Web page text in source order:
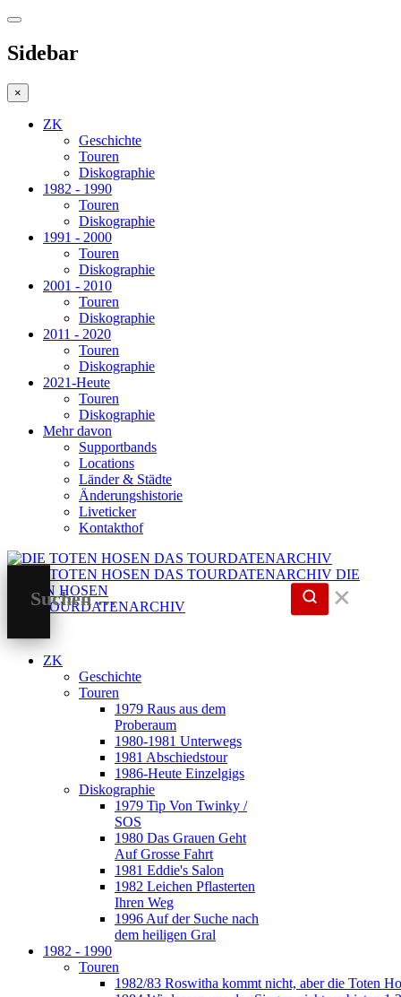
Sidebar
×
ZK
Geschichte
Touren
Diskographie
1982 - 1990
Touren
Diskographie
1991 - 2000
Touren
Diskographie
2001 - 2010
Touren
Diskographie
2011 - 2020
Touren
Diskographie
2021-Heute
Touren
Diskographie
Mehr davon
Supportbands
Locations
Länder & Städte
Änderungshistorie
Liveticker
Kontakthof
DIE
TOTEN HOSEN
DAS TOURDATENARCHIV
✕
ZK
Geschichte
Touren
1979 Raus aus dem
Proberaum
1980-1981 Unterwegs
1981 Abschiedstour
1986-Heute Einzelgigs
Diskographie
1979 Tip Von Twinky /
SOS
1980 Das Grauen Geht
Auf Grosse Fahrt
1981 Eddie's Salon
1982 Leichen Pflasterten
Ihren Weg
1996 Auf der Suche nach
dem heiligen Gral
1982 - 1990
Touren
1982/83 Roswitha kommt nicht, aber die Toten